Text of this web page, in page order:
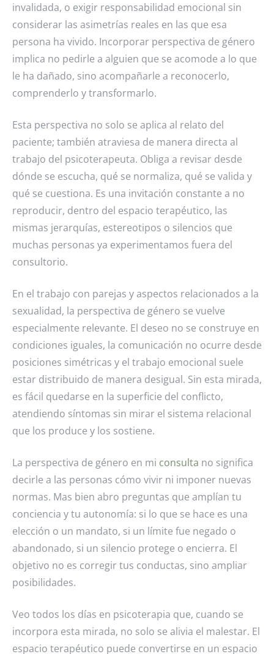
invalidada, o exigir responsabilidad emocional sin
considerar las asimetrías reales en las que esa
persona ha vivido. Incorporar perspectiva de género
implica no pedirle a alguien que se acomode a lo que
le ha dañado, sino acompañarle a reconocerlo,
comprenderlo y transformarlo.
Esta perspectiva no solo se aplica al relato del
paciente; también atraviesa de manera directa al
trabajo del psicoterapeuta. Obliga a revisar desde
dónde se escucha, qué se normaliza, qué se valida y
qué se cuestiona. Es una invitación constante a no
reproducir, dentro del espacio terapéutico, las
mismas jerarquías, estereotipos o silencios que
muchas personas ya experimentamos fuera del
consultorio.
En el trabajo con parejas y aspectos relacionados a la
sexualidad, la perspectiva de género se vuelve
especialmente relevante. El deseo no se construye en
condiciones iguales, la comunicación no ocurre desde
posiciones simétricas y el trabajo emocional suele
estar distribuido de manera desigual. Sin esta mirada,
es fácil quedarse en la superficie del conflicto,
atendiendo síntomas sin mirar el sistema relacional
que los produce y los sostiene.
La perspectiva de género en mi consulta no significa
decirle a las personas cómo vivir ni imponer nuevas
normas. Mas bien abro preguntas que amplían tu
conciencia y tu autonomía: si lo que se hace es una
elección o un mandato, si un límite fue negado o
abandonado, si un silencio protege o encierra. El
objetivo no es corregir tus conductas, sino ampliar
posibilidades.
Veo todos los días en psicoterapia que, cuando se
incorpora esta mirada, no solo se alivia el malestar. El
espacio terapéutico puede convertirse en un espacio